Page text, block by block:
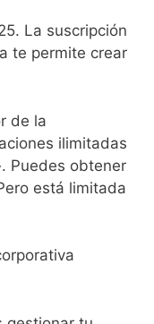
La suscripción
te permite crear
de la
ilimitadas
Puedes obtener
está limitada